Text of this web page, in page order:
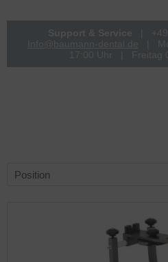
Support & Service | +49
Info@baumann-dental.de
|
17:00 Uhr | Freitag